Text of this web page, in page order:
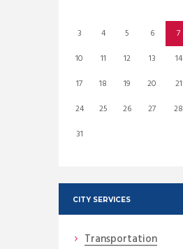
3
4 5 6 7
10
11 12 13 14
17
18 19 20 21
24
25 26 27 28
31
CITY SERVICES
Transportation